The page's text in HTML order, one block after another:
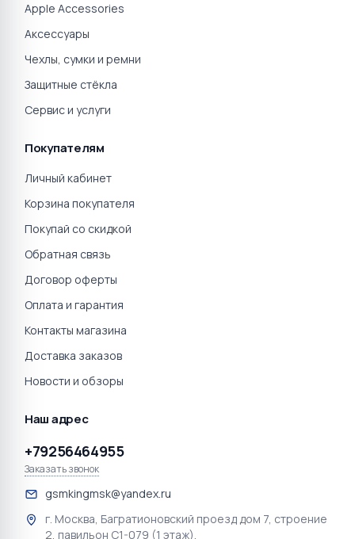
Apple Accessories
Аксессуары
Чехлы, сумки и ремни
Защитные стёкла
Сервис и услуги
Покупателям
Личный кабинет
Корзина покупателя
Покупай со скидкой
Обратная связь
Договор оферты
Оплата и гарантия
Контакты магазина
Доставка заказов
Новости и обзоры
Наш адрес
+79256464955
Заказать звонок
gsmkingmsk@yandex.ru
г. Москва, Багратионовский проезд дом 7, строение
2, павильон С1-079 (1 этаж).